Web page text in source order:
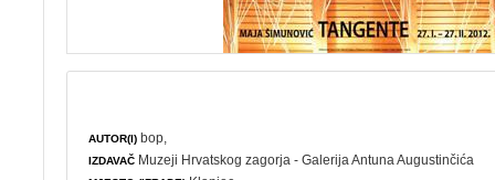
AUTOR(I) bop,
IZDAVAČ Muzeji Hrvatskog zagorja - Galerija Antuna Augustinčića